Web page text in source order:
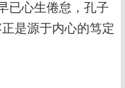
已心生倦怠，孔子
是源于内心的笃定